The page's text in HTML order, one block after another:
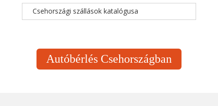
Csehországi szállások katalógusa
Autóbérlés Csehországban